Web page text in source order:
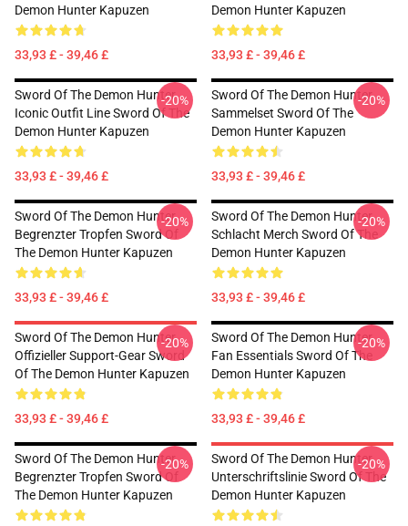
Demon Hunter Kapuzen
33,93 £ - 39,46 £
Demon Hunter Kapuzen
33,93 £ - 39,46 £
Sword Of The Demon Hunter
Iconic Outfit Line Sword Of The
Demon Hunter Kapuzen
33,93 £ - 39,46 £
-20%
Sword Of The Demon Hunter
Sammelset Sword Of The
Demon Hunter Kapuzen
33,93 £ - 39,46 £
-20%
Sword Of The Demon Hunter
Begrenzter Tropfen Sword Of
The Demon Hunter Kapuzen
33,93 £ - 39,46 £
-20%
Sword Of The Demon Hunter
Schlacht Merch Sword Of The
Demon Hunter Kapuzen
33,93 £ - 39,46 £
-20%
Sword Of The Demon Hunter
Offizieller Support-Gear Sword
Of The Demon Hunter Kapuzen
33,93 £ - 39,46 £
-20%
Sword Of The Demon Hunter
Fan Essentials Sword Of The
Demon Hunter Kapuzen
33,93 £ - 39,46 £
-20%
Sword Of The Demon Hunter
Begrenzter Tropfen Sword Of
The Demon Hunter Kapuzen
-20%
Sword Of The Demon Hunter
Unterschriftslinie Sword Of The
Demon Hunter Kapuzen
-20%